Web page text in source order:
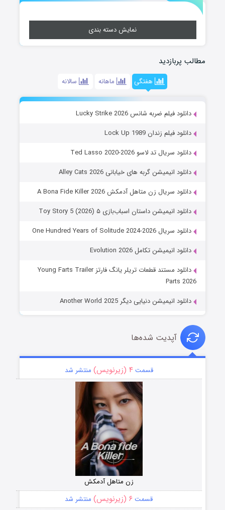
نمایش دسته بندی
مطالب پربازدید
هفتگی ماهانه سالانه
دانلود فیلم ضربه شانس Lucky Strike 2026
دانلود فیلم زندان Lock Up 1989
دانلود سریال تد لاسو Ted Lasso 2020-2026
دانلود انیمیشن گربه های خیابانی Alley Cats 2026
دانلود سریال زن متاهل آدمکش A Bona Fide Killer 2026
دانلود انیمیشن داستان اسباب‌بازی ۵ Toy Story 5 (2026)
دانلود سریال One Hundred Years of Solitude 2024-2026
دانلود انیمیشن تکامل Evolution 2026
دانلود مستند قطعات تریلر یانگ فارتز Young Farts Trailer
Parts 2026
دانلود انیمیشن دنیایی دیگر Another World 2025
آپدیت شده‌ها
قسمت۴ (زیرنویس) منتشر شد
زن متاهل آدمکش
قسمت ۶ (زیرنویس) منتشر شد